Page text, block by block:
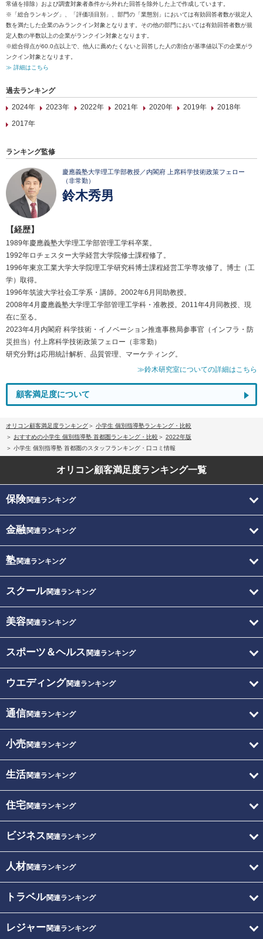
常値を排除）および調査対象者条件から外れた回答を除外した上で作成しています。
※「総合ランキング」、「評価項目別」、部門の「業態別」においては有効回答者数が規定人
数を満たした企業のみランクイン対象となります。その他の部門においては有効回答者数が規
定人数の半数以上の企業がランクイン対象となります。
※総合得点が60.0点以上で、他人に薦めたくないと回答した人の割合が基準値以下の企業がラ
ンクイン対象となります。
≫ 詳細はこちら
過去ランキング
2024年
2023年 2022年 2021年 2020年 2019年
2018年
2017年
ランキング監修
慶應義塾大学理工学部教授／内閣府 上席科学技術政策フェロー
（非常勤）
鈴木秀男
【経歴】
1989年慶應義塾大学理工学部管理工学科卒業。
1992年ロチェスター大学経営大学院修士課程修了。
1996年東京工業大学大学院理工学研究科博士課程経営工学専攻修了。博士（工
学）取得。
1996年筑波大学社会工学系・講師。2002年6月同助教授。
2008年4月慶應義塾大学理工学部管理工学科・准教授。2011年4月同教授、現
在に至る。
2023年4月内閣府 科学技術・イノベーション推進事務局参事官（インフラ・防
災担当）付上席科学技術政策フェロー（非常勤）
研究分野は応用統計解析、品質管理、マーケティング。
≫鈴木研究室についての詳細はこちら
顧客満足度について
オリコン顧客満足度ランキング
小学生 個別指導塾ランキング・比較
おすすめの小学生 個別指導塾 首都圏ランキング・比較
2022年版
小学生 個別指導塾 首都圏のスタッフランキング・口コミ情報
オリコン顧客満足度ランキング一覧
保険関連ランキング
金融関連ランキング
塾関連ランキング
スクール関連ランキング
美容関連ランキング
スポーツ＆ヘルス 関連ランキング
ウエディング関連ランキング
通信関連ランキング
小売関連ランキング
生活関連ランキング
住宅関連ランキング
ビジネス 関連ランキング
人材関連ランキング
トラベル関連ランキング
レジャー関連ランキング